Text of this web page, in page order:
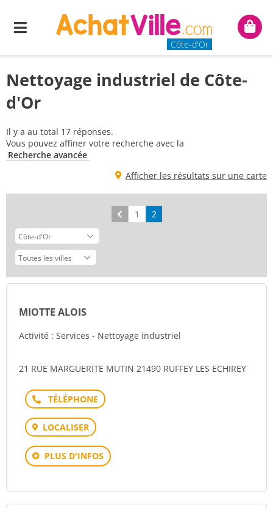
Menu
Côte-d'Or
Mon
Nettoyage industriel de Côte-
d'Or
Il y a au total 17 réponses.
Vous pouvez affiner votre recherche avec la
Recherche avancée
Afficher les résultats sur une carte
Précédent
1 2
MIOTTE ALOIS
Activité : Services - Nettoyage industriel
21 RUE MARGUERITE MUTIN 21490 RUFFEY LES ECHIREY
Téléphone
LOCALISER
PLUS D'INFOS